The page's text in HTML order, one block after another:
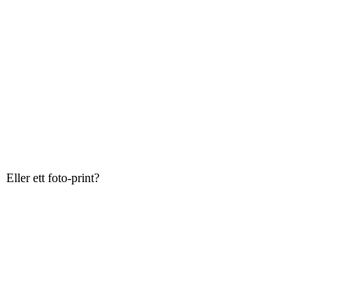
Eller ett foto-print?